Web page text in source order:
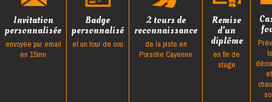
Invitation
personnalisée
envoyée par email
en 15mn
Badge
personnalisé
et un tour de cou
2 tours de
reconnaissance
de la piste en
Porsche Cayenne
Remise
d'un
diplôme
en fin de
stage